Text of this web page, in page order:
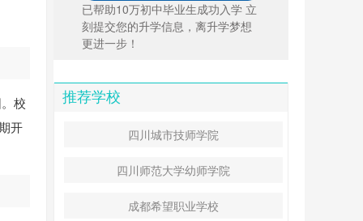
校
开
已帮助10万初中毕业生成功入学 立
刻提交您的升学信息，离升学梦想
更进一步！
推荐学校
四川城市技师学院
四川师范大学幼师学院
成都希望职业学校